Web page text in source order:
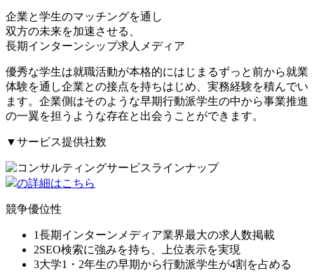
企業と学生のマッチングを通し
双方の未来を加速させる、
長期インターンシップ求人メディア
優秀な学生は就職活動が本格的にはじまるずっと前から就業
体験を通し企業との接点を持ちはじめ、実務経験を積んでい
ます。企業側はそのような早期行動派学生の中から事業推進
の一翼を担うような存在と出会うことができます。
▼サービス提供社数
の詳細はこちら
競争優位性
1長期インターンメディア業界最大の求人数掲載
2SEO検索に強みを持ち、上位表示を実現
3大学1・2年生の早期から行動派学生が4割を占める